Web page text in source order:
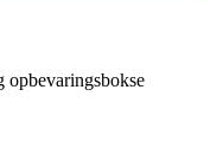
opbevaringsbokse